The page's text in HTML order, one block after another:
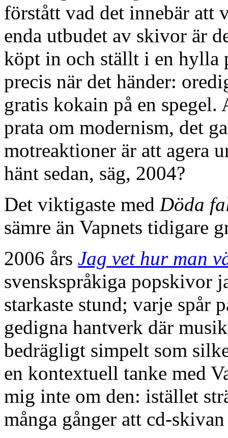
förstått vad det innebär att
enda utbudet av skivor är
köpt in och ställt i en hylla
precis när det händer:
gratis kokain på en spegel.
prata om modernism, det
motreaktioner är att agera
hänt sedan, säg, 2004?
Det viktigaste med Döda
sämre än Vapnets tidigare
2006 års Jag vet hur man
svenskspråkiga popskivor
starkaste stund; varje spår
gedigna hantverk där
bedrägligt simpelt som
en kontextuell tanke med
mig inte om den: istället
många gånger att cd-